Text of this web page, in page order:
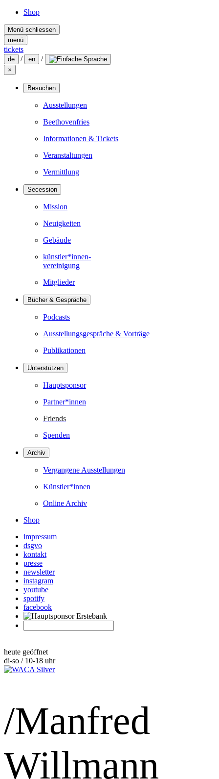
Shop
Menü schliessen
menü
tickets
de / en /
×
Besuchen
Ausstellungen
Beethovenfries
Informationen & Tickets
Veranstaltungen
Vermittlung
Secession
Mission
Neuigkeiten
Gebäude
künstler*innen-
vereinigung
Mitglieder
Bücher & Gespräche
Podcasts
Ausstellungsgespräche & Vorträge
Publikationen
Unterstützen
Hauptsponsor
Partner*innen
Friends
Spenden
Archiv
Vergangene Ausstellungen
Künstler*innen
Online Archiv
Shop
impressum
dsgvo
kontakt
presse
newsletter
instagram
youtube
spotify
facebook
heute geöffnet
di-so / 10-18 uhr
/Manfred
Willmann